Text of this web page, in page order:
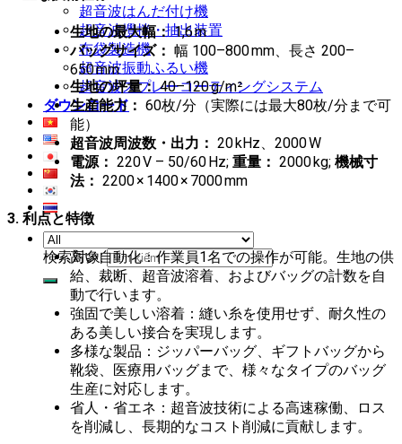
超音波はんだ付け機
超音波攪拌・抽出装置
布袋製造機
超音波振動ふるい機
超音波スプレーコーティングシステム
ダウンロード
検索対象:
生地の最大幅：1,6 m
バッグサイズ： 幅 100–800 mm、長さ 200–
650 mm
生地の坪量：40–120 g/m²
生産能力： 60枚/分（実際には最大80枚/分まで可
能）
超音波周波数・出力： 20 kHz、2000 W
電源： 220 V – 50/60 Hz; 重量： 2000 kg; 機械寸
法： 2200 × 1400 × 7000 mm
3. 利点と特徴
高い自動化：作業員1名での操作が可能。生地の供
給、裁断、超音波溶着、およびバッグの計数を自
動で行います。
強固で美しい溶着：縫い糸を使用せず、耐久性の
ある美しい接合を実現します。
多様な製品：ジッパーバッグ、ギフトバッグから
靴袋、医療用バッグまで、様々なタイプのバッグ
生産に対応します。
省人・省エネ：超音波技術による高速稼働、ロス
を削減し、長期的なコスト削減に貢献します。